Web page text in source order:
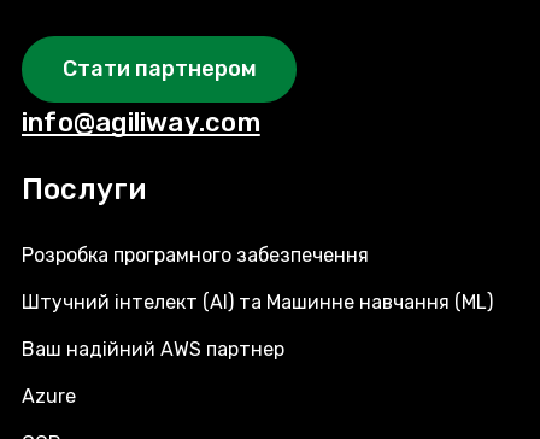
Стати партнером
info@agiliway.com
Послуги
Розробка програмного забезпечення
Штучний інтелект (AI) та Машинне навчання (ML)
Ваш надійний AWS партнер
Azure